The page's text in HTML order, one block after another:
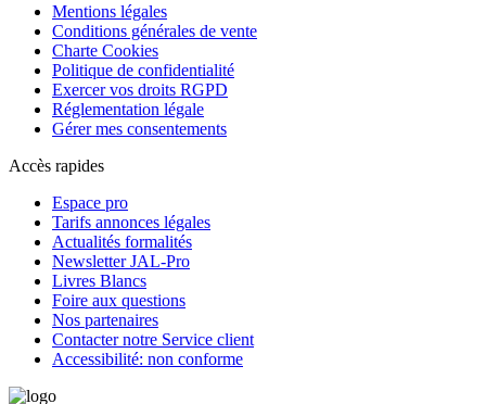
Mentions légales
Conditions générales de vente
Charte Cookies
Politique de confidentialité
Exercer vos droits RGPD
Réglementation légale
Gérer mes consentements
Accès rapides
Espace pro
Tarifs annonces légales
Actualités formalités
Newsletter JAL-Pro
Livres Blancs
Foire aux questions
Nos partenaires
Contacter notre Service client
Accessibilité: non conforme